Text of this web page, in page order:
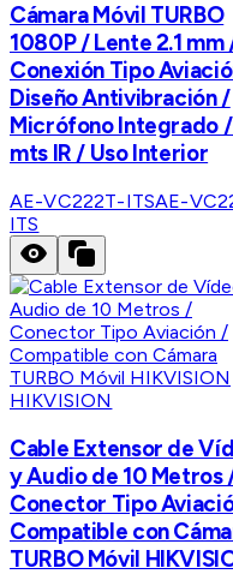
Cámara Móvil TURBO
1080P / Lente 2.1 mm
Conexión Tipo
Diseño Antivibración /
Micrófono Integrado /
mts IR / Uso Interior
AE-VC222T-ITSAE-
ITS
HIKVISION
Cable Extensor de
y Audio de 10 Metros
Conector Tipo
Compatible con
TURBO Móvil